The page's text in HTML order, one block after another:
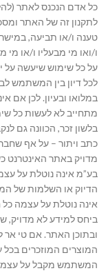
כל אדם הנכנס לאתר
לתקנון זה של האתר
טענה ו/או תביעה,
ו/ואו מי מבעליו ו/או מי
על כל שימוש שיעשה על
לכל דיון בין המשתמש
במלואו ובעיון. לכן אם
מתחייב לא לעשות כל
בלשון זכר, הכוונה גם
כתב ויתור – על אף
מדויק באתר האינטרנט
בע”מ אינה נוטלת על
הדיוק או השלמות של
אינה נוטלת על עצמה
ביחס למידע לא מדויק,
ובתוכן האתר. אם טי אר
המוצרים המוזכרים
המשתמש מקבל על עצמו,